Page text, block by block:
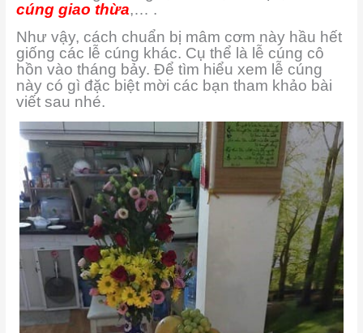
cúng giao thừa,… .
Như vậy, cách chuẩn bị mâm cơm này hầu hết
giống các lễ cúng khác. Cụ thể là lễ cúng cô
hồn vào tháng bảy. Để tìm hiểu xem lễ cúng
này có gì đặc biệt mời các bạn tham khảo bài
viết sau nhé.